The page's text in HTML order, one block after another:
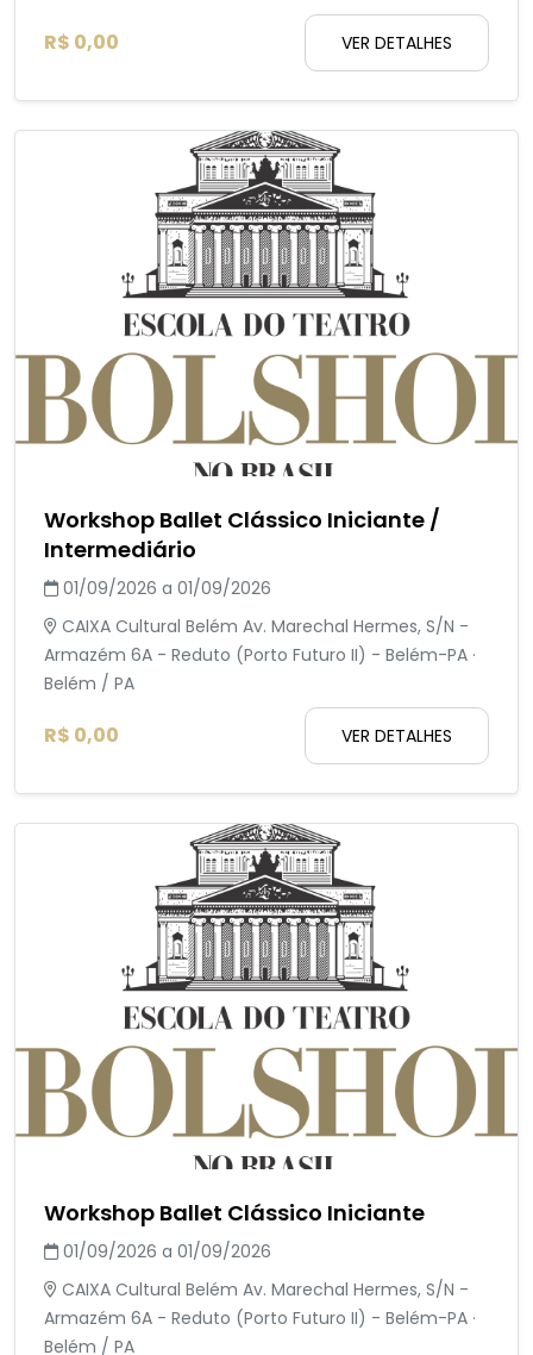
R$ 0,00 VER DETALHES
Workshop Ballet Clássico Iniciante /
Intermediário
01/09/2026 a 01/09/2026
CAIXA Cultural Belém Av. Marechal Hermes, S/N -
Armazém 6A - Reduto (Porto Futuro II) - Belém-PA ·
Belém / PA
R$ 0,00 VER DETALHES
Workshop Ballet Clássico Iniciante
01/09/2026 a 01/09/2026
CAIXA Cultural Belém Av. Marechal Hermes, S/N -
Armazém 6A - Reduto (Porto Futuro II) - Belém-PA ·
Belém / PA